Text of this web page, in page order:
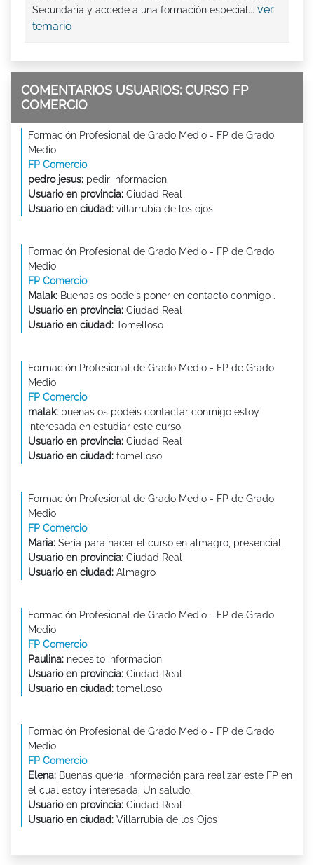
Secundaria y accede a una formación especial... ver
temario
COMENTARIOS USUARIOS: CURSO FP
COMERCIO
Formación Profesional de Grado Medio - FP de Grado
Medio
FP Comercio
pedro jesus: pedir informacion.
Usuario en provincia: Ciudad Real
Usuario en ciudad: villarrubia de los ojos
Formación Profesional de Grado Medio - FP de Grado
Medio
FP Comercio
Malak: Buenas os podeis poner en contacto conmigo .
Usuario en provincia: Ciudad Real
Usuario en ciudad: Tomelloso
Formación Profesional de Grado Medio - FP de Grado
Medio
FP Comercio
malak: buenas os podeis contactar conmigo estoy
interesada en estudiar este curso.
Usuario en provincia: Ciudad Real
Usuario en ciudad: tomelloso
Formación Profesional de Grado Medio - FP de Grado
Medio
FP Comercio
Maria: Sería para hacer el curso en almagro, presencial
Usuario en provincia: Ciudad Real
Usuario en ciudad: Almagro
Formación Profesional de Grado Medio - FP de Grado
Medio
FP Comercio
Paulina: necesito informacion
Usuario en provincia: Ciudad Real
Usuario en ciudad: tomelloso
Formación Profesional de Grado Medio - FP de Grado
Medio
FP Comercio
Elena: Buenas quería información para realizar este FP en
el cual estoy interesada. Un saludo.
Usuario en provincia: Ciudad Real
Usuario en ciudad: Villarrubia de los Ojos